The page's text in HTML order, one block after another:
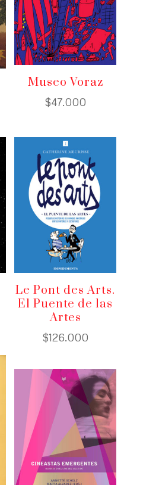
Museo Voraz
$47.000
Le Pont des Arts.
El Puente de las
Artes
$126.000